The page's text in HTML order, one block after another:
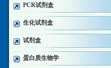
PCR试剂盒
生化试剂盒
试剂盒
蛋白质生物学